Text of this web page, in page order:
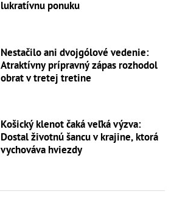
lukratívnu ponuku
Nestačilo ani dvojgólové vedenie:
Atraktívny prípravný zápas rozhodol
obrat v tretej tretine
Košický klenot čaká veľká výzva:
Dostal životnú šancu v krajine, ktorá
vychováva hviezdy